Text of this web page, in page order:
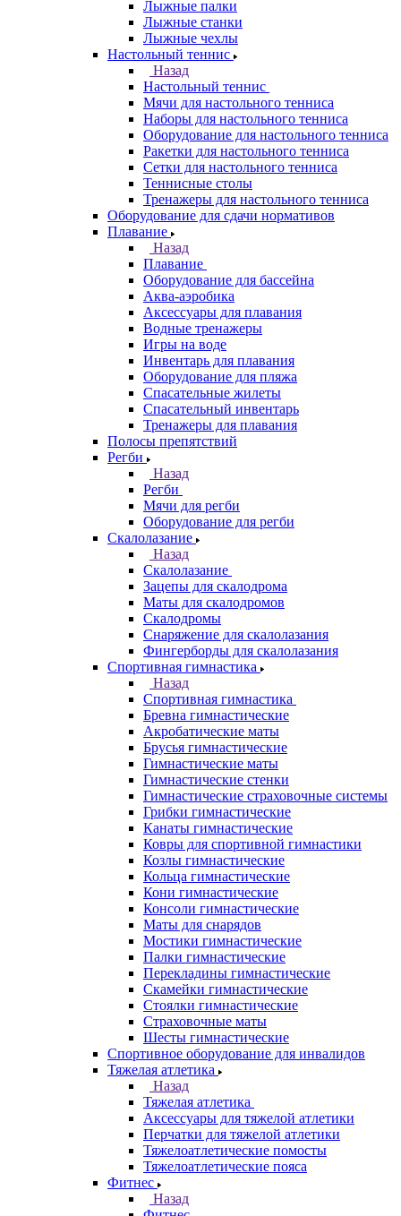
Лыжные палки
Лыжные станки
Лыжные чехлы
Настольный теннис
Назад
Настольный теннис
Мячи для настольного тенниса
Наборы для настольного тенниса
Оборудование для настольного тенниса
Ракетки для настольного тенниса
Сетки для настольного тенниса
Теннисные столы
Тренажеры для настольного тенниса
Оборудование для сдачи нормативов
Плавание
Назад
Плавание
Оборудование для бассейна
Аква-аэробика
Аксессуары для плавания
Водные тренажеры
Игры на воде
Инвентарь для плавания
Оборудование для пляжа
Спасательные жилеты
Спасательный инвентарь
Тренажеры для плавания
Полосы препятствий
Регби
Назад
Регби
Мячи для регби
Оборудование для регби
Скалолазание
Назад
Скалолазание
Зацепы для скалодрома
Маты для скалодромов
Скалодромы
Снаряжение для скалолазания
Фингерборды для скалолазания
Спортивная гимнастика
Назад
Спортивная гимнастика
Бревна гимнастические
Акробатические маты
Брусья гимнастические
Гимнастические маты
Гимнастические стенки
Гимнастические страховочные системы
Грибки гимнастические
Канаты гимнастические
Ковры для спортивной гимнастики
Козлы гимнастические
Кольца гимнастические
Кони гимнастические
Консоли гимнастические
Маты для снарядов
Мостики гимнастические
Палки гимнастические
Перекладины гимнастические
Скамейки гимнастические
Стоялки гимнастические
Страховочные маты
Шесты гимнастические
Спортивное оборудование для инвалидов
Тяжелая атлетика
Назад
Тяжелая атлетика
Аксессуары для тяжелой атлетики
Перчатки для тяжелой атлетики
Тяжелоатлетические помосты
Тяжелоатлетические пояса
Фитнес
Назад